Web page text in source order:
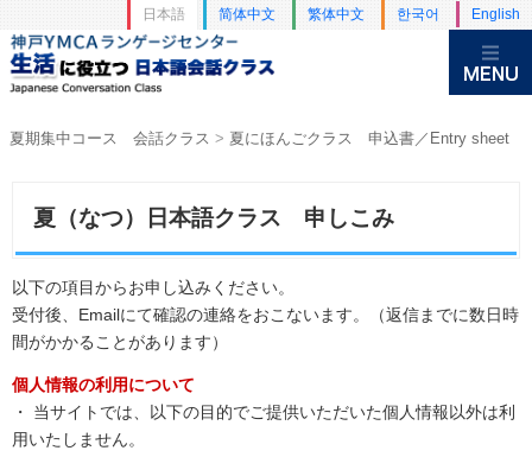
日本語 简体中文 繁体中文 한국어 English
夏期集中コース 会話クラス > 夏にほんごクラス 申込書／Entry sheet
夏（なつ）日本語クラス 申しこみ
以下の項目からお申し込みください。
受付後、Emailにて確認の連絡をおこないます。（返信までに数日時
間がかかることがあります）
個人情報の利用について
・ 当サイトでは、以下の目的でご提供いただいた個人情報以外は利
用いたしません。